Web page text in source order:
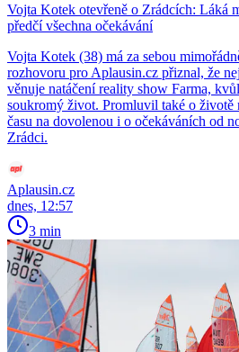
Vojta Kotek otevřeně o Zrádcích: Láká
předčí všechna očekávání
Vojta Kotek (38) má za sebou
rozhovoru pro Aplausin.cz přiznal, že
věnuje natáčení reality show Farma,
soukromý život. Promluvil také o životě
času na dovolenou i o očekáváních od
Zrádci.
Aplausin.cz
dnes, 12:57
3 min